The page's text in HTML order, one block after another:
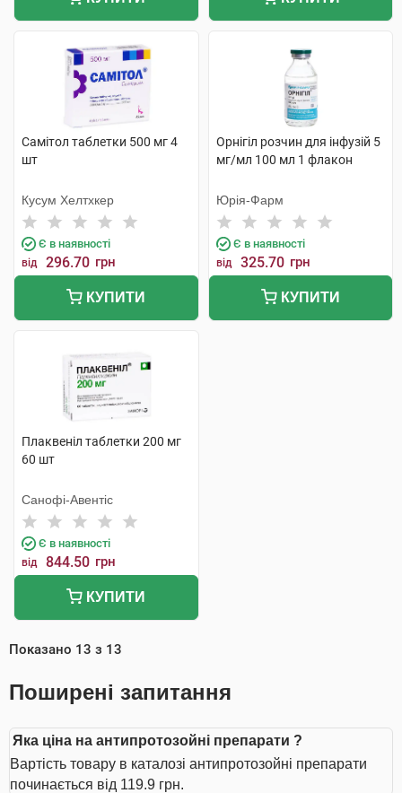
Самітол таблетки 500 мг 4
шт
Кусум Хелтхкер
Є в наявності
від 296.70 грн
КУПИТИ
Орнігіл розчин для інфузій 5
мг/мл 100 мл 1 флакон
Юрія-Фарм
Є в наявності
від 325.70 грн
КУПИТИ
Плаквеніл таблетки 200 мг
60 шт
Санофі-Авентіс
Є в наявності
від 844.50 грн
КУПИТИ
Показано 13 з 13
Поширені запитання
Яка ціна на антипротозойні препарати ?
Вартість товару в каталозі антипротозойні препарати
починається від 119.9 грн.